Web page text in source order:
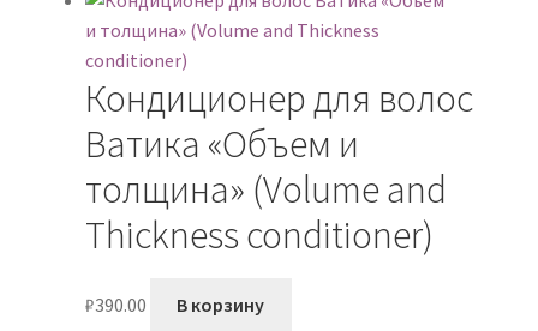
Кондиционер для волос
Ватика «Объем и
толщина» (Volume and
Thickness conditioner)
₽390.00 В корзину